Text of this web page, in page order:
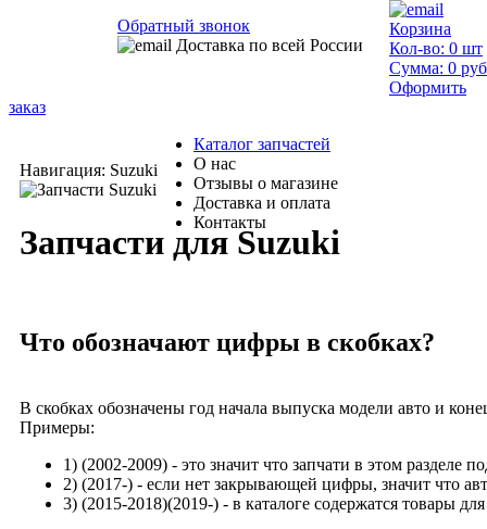
Навигация: Suzuki
Запчасти для Suzuki
Что обозначают цифры в скобках?
В скобках обозначены год начала выпуска модели авто и
Примеры:
1) (2002-2009) - это значит что запчати в этом разделе
2) (2017-) - если нет закрывающей цифры, значит что
3) (2015-2018)(2019-) - в каталоге содержатся товары
Обратный звонок
Доставка по всей России
Корзина
Кол-во: 0 шт
Сумма: 0
Оформить
заказ
Каталог запчастей
О нас
Отзывы о магазине
Доставка и оплата
Контакты